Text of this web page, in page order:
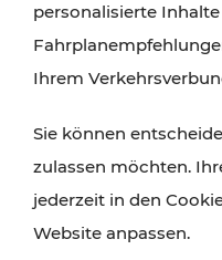
personalisierte
Ihrem
Sie können
zulassen möchten.
jederzeit in den
Website anpassen.